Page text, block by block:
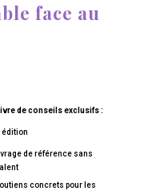
face au
de conseils exclusifs :
édition
de référence sans
concrets pour les